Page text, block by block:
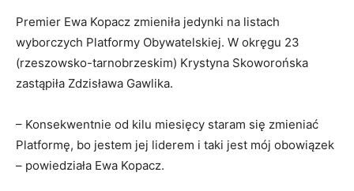
Premier Ewa Kopacz zmieniła jedynki na listach
wyborczych Platformy Obywatelskiej. W okręgu 23
(rzeszowsko-tarnobrzeskim) Krystyna Skoworońska
zastąpiła Zdzisława Gawlika.
– Konsekwentnie od kilu miesięcy staram się zmieniać
Platformę, bo jestem jej liderem i taki jest mój obowiązek
– powiedziała Ewa Kopacz.